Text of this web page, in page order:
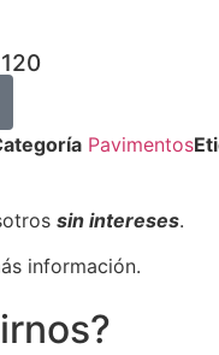
Pavimentos
sin intereses.
información.